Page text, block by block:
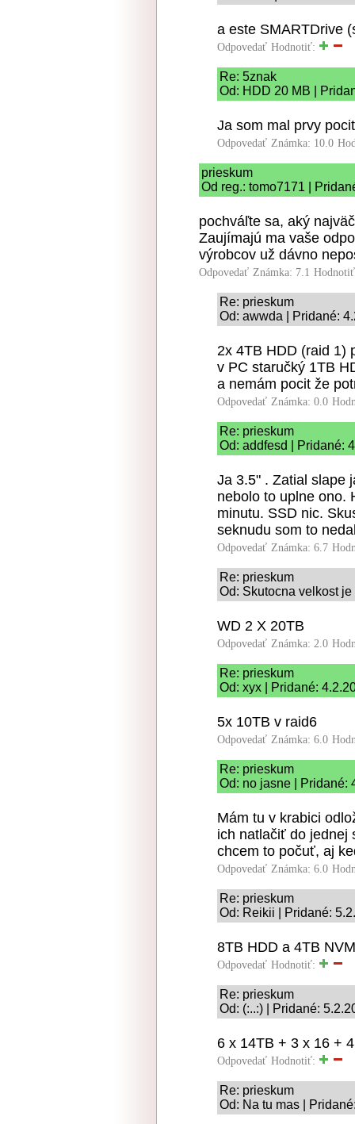
a este SMARTDrive
Odpovedať Hodnotiť:
Re: 5znak
Od: HDD 20 MB |
Ja som mal prvy
Odpovedať Známka: 10.0
prieskum
Od reg.: tomo7171 |
pochváľte sa, aký
Zaujímajú ma vaše
výrobcov už dávno
Odpovedať Známka: 7.1
Re: prieskum
Od: awwda | Pridané:
2x 4TB HDD (raid 1)
v PC staručký 1TB
a nemám pocit že
Odpovedať Známka: 0.0
Re: prieskum
Od: addfesd | Pridané:
Ja 3.5" . Zatial slape
nebolo to uplne ono.
minutu. SSD nic.
seknudu som to
Odpovedať Známka: 6.7
Re: prieskum
Od: Skutocna velkost
WD 2 X 20TB
Odpovedať Známka: 2.0
Re: prieskum
Od: xyx | Pridané:
5x 10TB v raid6
Odpovedať Známka: 6.0
Re: prieskum
Od: no jasne | Pridané:
Mám tu v krabici
ich natlačiť do jednej
chcem to počuť, aj
Odpovedať Známka: 6.0
Re: prieskum
Od: Reikii | Pridané:
8TB HDD a 4TB
Odpovedať Hodnotiť:
Re: prieskum
Od: (:..:) | Pridané:
6 x 14TB + 3 x 16 +
Odpovedať Hodnotiť:
Re: prieskum
Od: Na tu mas |